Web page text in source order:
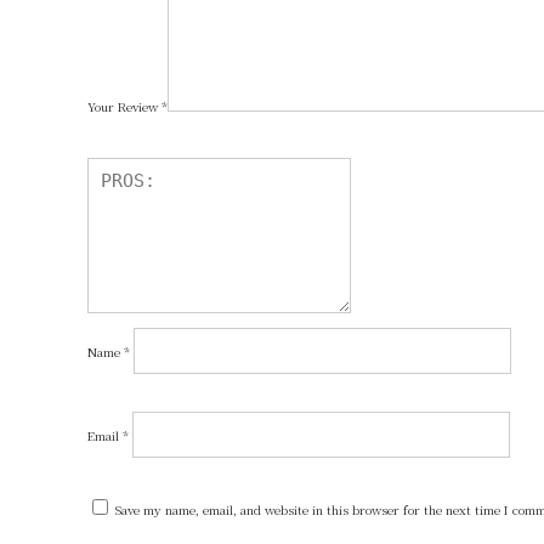
Your Review *
Name *
Email *
Save my name, email, and website in this browser for the next time I